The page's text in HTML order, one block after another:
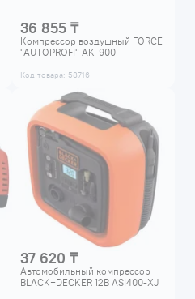
36 855 ₸
Компрессор воздушный FORCE
"AUTOPROFI" AK-900
Код товара: 58716
37 620 ₸
Автомобильный компрессор
BLACK+DECKER 12B ASI400-XJ